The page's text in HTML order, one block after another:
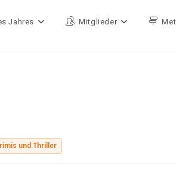
Jahres Mitglieder
und Thriller